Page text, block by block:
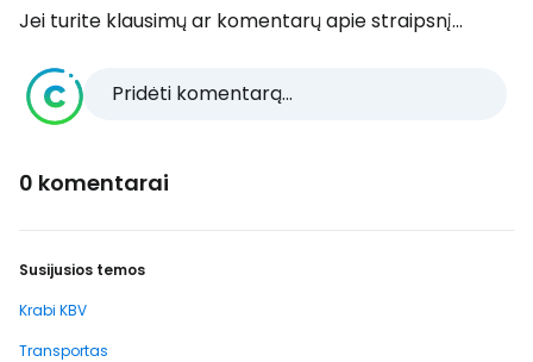
Jei turite klausimų ar komentarų apie straipsnį...
Pridėti komentarą...
0 komentarai
Susijusios temos
Krabi KBV
Transportas